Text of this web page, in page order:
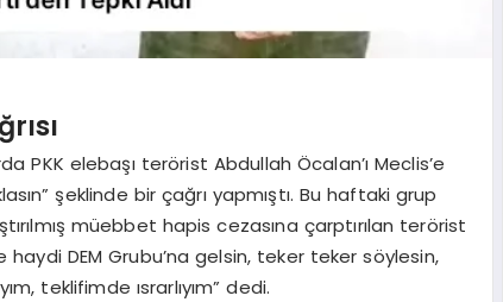
PKK elebaşı terörist Abdullah Öcalan’ı Meclis’e
şeklinde bir çağrı yapmıştı. Bu haftaki grup
müebbet hapis cezasına çarptırılan terörist
DEM Grubu’na gelsin, teker teker söylesin,
teklifimde ısrarlıyım” dedi.